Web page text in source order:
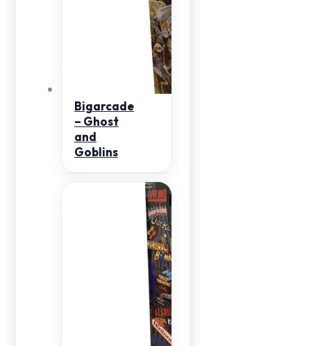
Bigarcade
– Ghost
and
Goblins